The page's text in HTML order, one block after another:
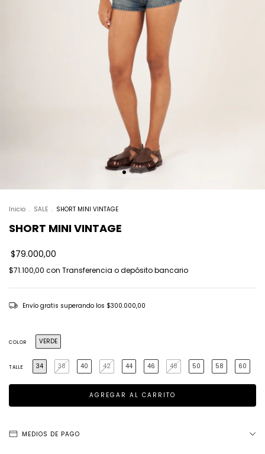
Inicio . SALE . SHORT MINI VINTAGE
SHORT MINI VINTAGE
$79.000,00
$71.100,00 con Transferencia o depósito bancario
Envío gratis superando los $300.000,00
COLOR VERDE
TALLE 34 38 40 42 44 46 48 50 58 60
MEDIOS DE PAGO